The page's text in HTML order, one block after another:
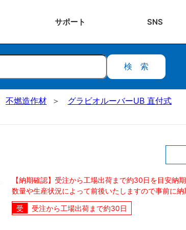
サポート SNS
検索
不燃造作材
グラビオルーバーUB 直付式
【納期確認】受注から工場出荷まで約30日を目安納
数量や生産状況によって前後いたしますので事前に納
受注から工場出荷まで約30日